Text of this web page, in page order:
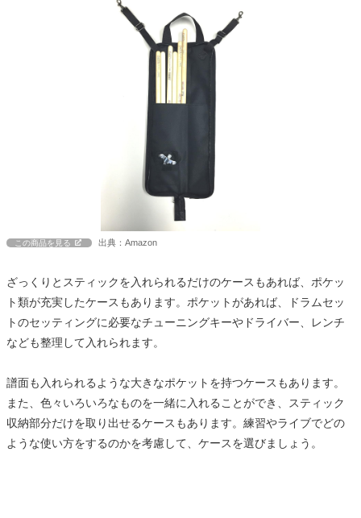
この商品を見る 出典：Amazon
ざっくりとスティックを入れられるだけのケースもあれば、ポケッ
ト類が充実したケースもあります。ポケットがあれば、ドラムセッ
トのセッティングに必要なチューニングキーやドライバー、レンチ
なども整理して入れられます。
譜面も入れられるような大きなポケットを持つケースもあります。
また、色々いろいろなものを一緒に入れることができ、スティック
収納部分だけを取り出せるケースもあります。練習やライブでどの
ような使い方をするのかを考慮して、ケースを選びましょう。